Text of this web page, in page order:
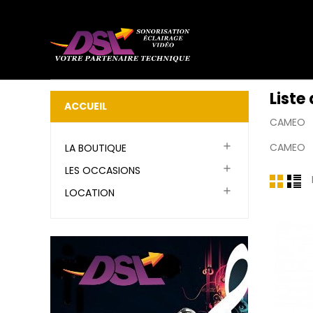
Liste
CAMEO
CAMEO
ACCUEIL
LA BOUTIQUE 
LES OCCASIONS 
LOCATION 